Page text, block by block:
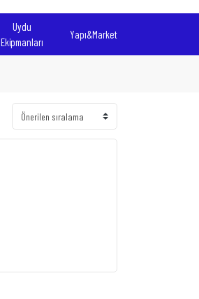
Uydu
Ekipmanları
Yapı&Market